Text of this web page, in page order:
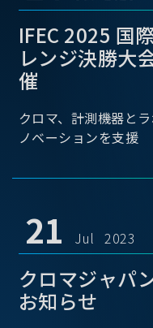
IFEC 2025 国
レンジ決勝大
催
クロマ、計測機器と
ノベーションを支援
21 Jul 2023
クロマジャパ
お知らせ